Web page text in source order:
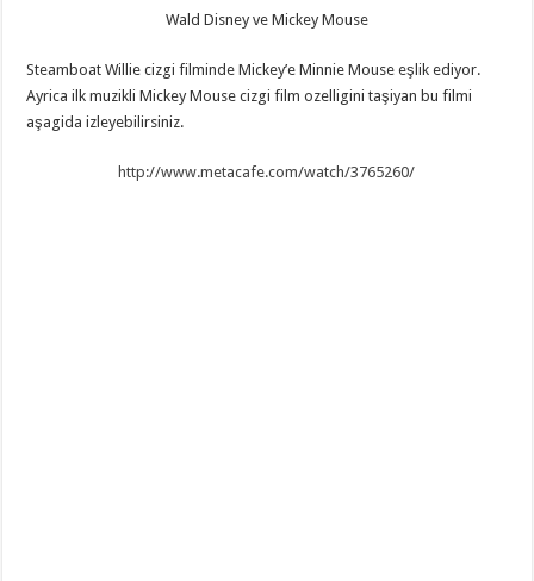
Wald Disney ve Mickey Mouse
Steamboat Willie cizgi filminde Mickey’e Minnie Mouse eşlik ediyor.
Ayrica ilk muzikli Mickey Mouse cizgi film ozelligini taşiyan bu filmi
aşagida izleyebilirsiniz.
http://www.metacafe.com/watch/3765260/